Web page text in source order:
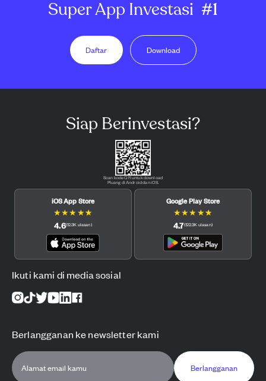
Super App Investasi #1
Daftar Download
Siap Berinvestasi?
Scan kode QR untuk download
Pluang di Android dan iOS.
iOS App Store
★★★ ★★
4.6(12.3K ulasan)
Google Play Store
★★★ ★★
4.7(122.3K ulasan)
Ikuti kami di media sosial
Berlangganan ke newsletter kami
Berlangganan